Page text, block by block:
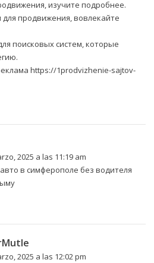
изучите подробнее.
для продвижения, вовлекайте
поисковых систем, которые
https://1prodvizhenie-sajtov-
2025 a las 11:19 am
в симферополе без водителя
2025 a las 12:02 pm